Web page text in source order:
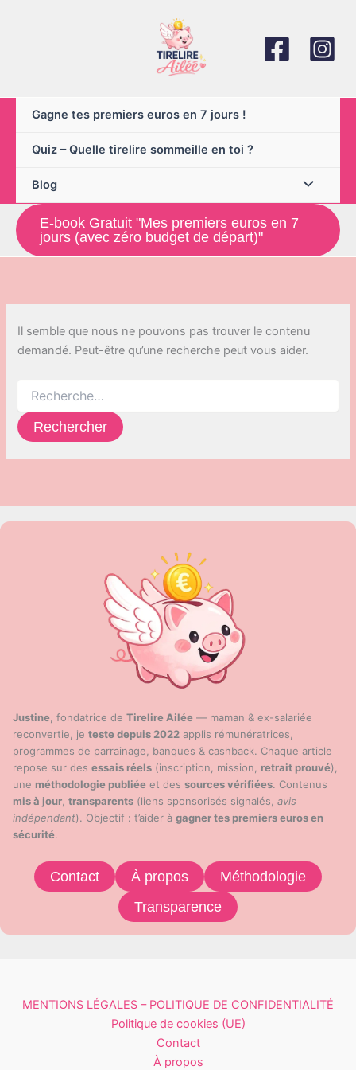
Gagne tes premiers euros en 7 jours !
Quiz – Quelle tirelire sommeille en toi ?
Blog
E-book Gratuit "Mes premiers euros en 7
jours (avec zéro budget de départ)"
Il semble que nous ne pouvons pas trouver le contenu
demandé. Peut-être qu’une recherche peut vous aider.
Justine, fondatrice de Tirelire Ailée — maman & ex-salariée
reconvertie, je teste depuis 2022 applis rémunératrices,
programmes de parrainage, banques & cashback. Chaque article
repose sur des essais réels (inscription, mission, retrait prouvé),
une méthodologie publiée et des sources vérifiées. Contenus
mis à jour, transparents (liens sponsorisés signalés, avis
indépendant). Objectif : t’aider à gagner tes premiers euros en
sécurité.
Contact À propos
Méthodologie
Transparence
MENTIONS LÉGALES – POLITIQUE DE CONFIDENTIALITÉ
Politique de cookies (UE)
Contact
À propos